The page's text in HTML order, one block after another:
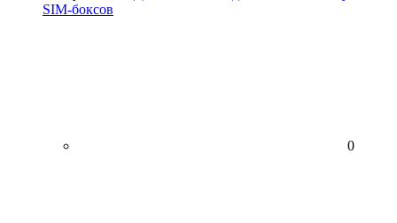
SIM-боксов
0